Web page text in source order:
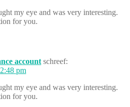
my eye and was very interesting.
for you.
account schreef:
pm
my eye and was very interesting.
for you.